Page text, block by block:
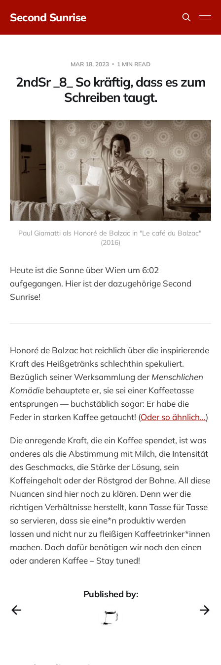
Second Sunrise
MAR 18, 2023 1 MIN READ
2ndSr _8_ So kräftig, dass es zum
Schreiben taugt.
Paul Giamatti als Honoré de Balzac in "Le café du Balzac"
(2016)
Heute ist die Sonne über Wien um 6:02
aufgegangen. Hier ist der dazugehörige Second
Sunrise!
Honoré de Balzac hat reichlich über die inspirierende
Kraft des Heißgetränks schlechthin spekuliert.
Bezüglich seiner Werksammlung der Menschlichen
Komödie behauptete er, sie sei einer Kaffeetasse
entsprungen — buchstäblich sogar: Er habe die
Feder in starken Kaffee getaucht! (Oder so ähnlich...)
Die anregende Kraft, die ein Kaffee spendet, ist was
anderes als die Abstimmung mit Milch, die Intensität
des Geschmacks, die Stärke der Lösung, sein
Koffeingehalt oder der Röstgrad der Bohne. All diese
Nuancen sind hier noch zu klären. Denn wer die
richtigen Verhältnisse herstellt, kann Tasse für Tasse
so servieren, dass sie eine*n produktiv werden
lassen und nicht nur zu fleißigen Kaffeetrinker*innen
machen. Doch dafür benötigen wir noch den einen
oder anderen Kaffee – Stay tuned!
Published by: